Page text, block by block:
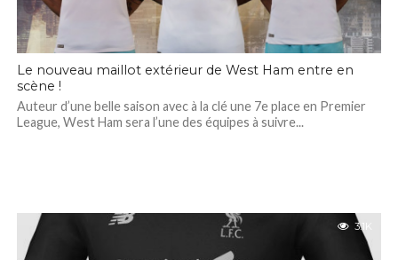
Le nouveau maillot extérieur de West Ham entre en
scène !
Auteur d’une belle saison avec à la clé une 7e place en Premier
League, West Ham sera l’une des équipes à suivre...
3.1K